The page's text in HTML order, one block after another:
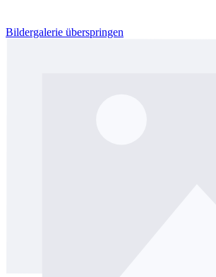
Bildergalerie überspringen